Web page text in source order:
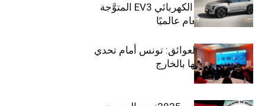
الـدفع الرباعي الكهربائي EV3 المتوَّجة
بلقب سيارة العام عالميًا
بين الطموح والعوائق: تونس أمام تحدي
استعادة كفاءاتها بالخارج